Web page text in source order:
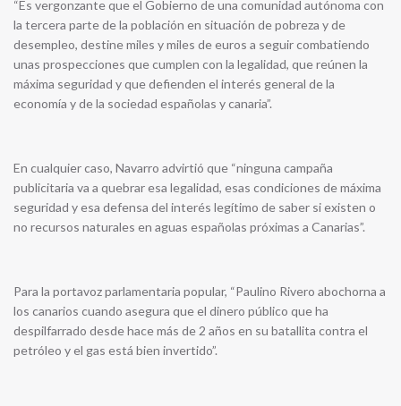
“Es vergonzante que el Gobierno de una comunidad autónoma con
la tercera parte de la población en situación de pobreza y de
desempleo, destine miles y miles de euros a seguir combatiendo
unas prospecciones que cumplen con la legalidad, que reúnen la
máxima seguridad y que defienden el interés general de la
economía y de la sociedad españolas y canaria”.
En cualquier caso, Navarro advirtió que “ninguna campaña
publicitaria va a quebrar esa legalidad, esas condiciones de máxima
seguridad y esa defensa del interés legítimo de saber si existen o
no recursos naturales en aguas españolas próximas a Canarias”.
Para la portavoz parlamentaria popular, “Paulino Rivero abochorna a
los canarios cuando asegura que el dinero público que ha
despilfarrado desde hace más de 2 años en su batallita contra el
petróleo y el gas está bien invertido”.